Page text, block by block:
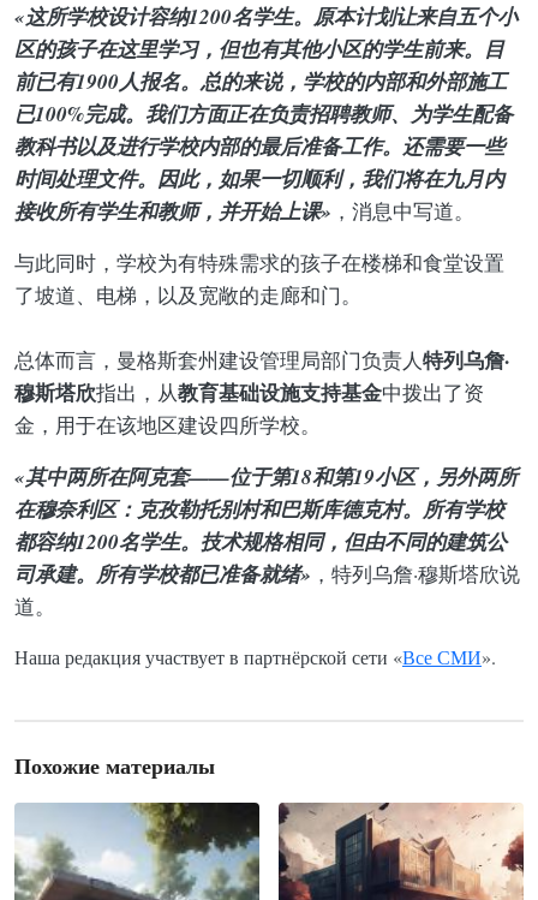
«这所学校设计容纳1200名学生。原本计划让来自五个小
区的孩子在这里学习，但也有其他小区的学生前来。目
前已有1900人报名。总的来说，学校的内部和外部施工
已100%完成。我们方面正在负责招聘教师、为学生配备
教科书以及进行学校内部的最后准备工作。还需要一些
时间处理文件。因此，如果一切顺利，我们将在九月内
接收所有学生和教师，并开始上课» ，消息中写道。
与此同时，学校为有特殊需求的孩子在楼梯和食堂设置
了坡道、电梯，以及宽敞的走廊和门。
总体而言，曼格斯套州建设管理局部门负责人特列乌詹·
穆斯塔欣指出，从教育基础设施支持基金中拨出了资
金，用于在该地区建设四所学校。
«其中两所在阿克套——位于第18和第19小区，另外两所
在穆奈利区：克孜勒托别村和巴斯库德克村。所有学校
都容纳1200名学生。技术规格相同，但由不同的建筑公
司承建。所有学校都已准备就绪» ，特列乌詹·穆斯塔欣说
道。
Наша редакция участвует в партнёрской сети «Все СМИ».
Похожие материалы